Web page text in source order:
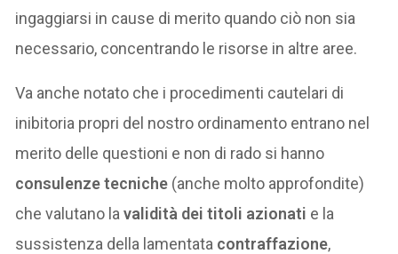
ingaggiarsi in cause di merito quando ciò non sia
necessario, concentrando le risorse in altre aree.
Va anche notato che i procedimenti cautelari di
inibitoria propri del nostro ordinamento entrano nel
merito delle questioni e non di rado si hanno
consulenze tecniche (anche molto approfondite)
che valutano lavalidità dei titoli azionati e la
sussistenza della lamentata contraffazione,